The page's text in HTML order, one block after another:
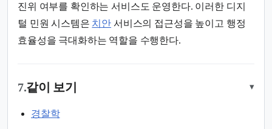
진위 여부를 확인하는 서비스도 운영한다. 이러한 디지
털 민원 시스템은 치안 서비스의 접근성을 높이고 행정
효율성을 극대화하는 역할을 수행한다.
7.같이 보기 ▾
경찰학